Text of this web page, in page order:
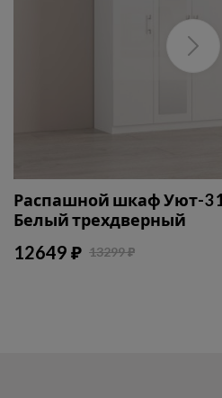
Распашной шкаф Уют-3
Белый трехдверный
12649 ₽ 13299 ₽